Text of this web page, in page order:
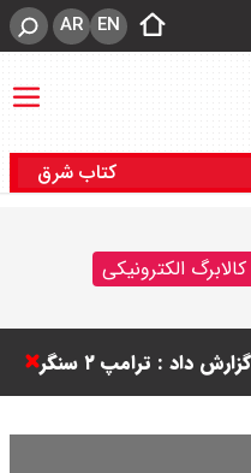
EN
AR
کتاب شرق
کالابرگ الکترونیکی
به نیم فصل اول لیگ
سی ان ان گزارش داد : ترامپ ۲ سنگر